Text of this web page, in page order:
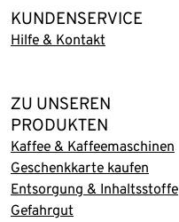
KUNDENSERVICE
Hilfe & Kontakt
ZU UNSEREN
PRODUKTEN
Kaffee & Kaffeemaschinen
Geschenkkarte kaufen
Entsorgung & Inhaltsstoffe
Gefahrgut